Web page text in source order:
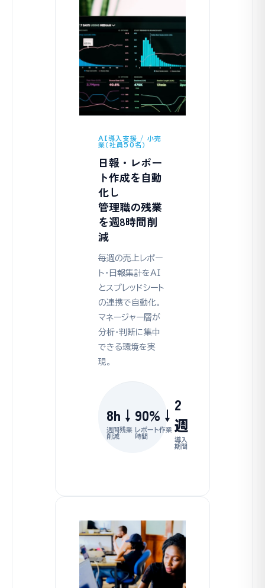
AI導入支援 / 小売
業（社員50名）
日報・レポー
ト作成を自動
化し
管理職の残業
を週8時間削
減
毎週の売上レポー
ト・日報集計をAI
とスプレッドシート
の連携で自動化。
マネージャー層が
分析・判断に集中
できる環境を実
現。
8h↓
週間残業
削減
90%↓
レポート作業
時間
2
週
導入
期間